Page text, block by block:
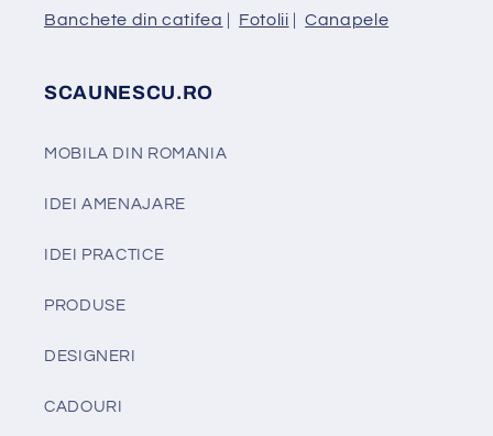
Banchete din catifea | Fotolii |Canapele
SCAUNESCU.RO
MOBILA DIN ROMANIA
IDEI AMENAJARE
IDEI PRACTICE
PRODUSE
DESIGNERI
CADOURI